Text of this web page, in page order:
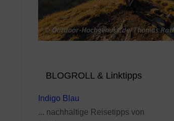
BLOGROLL & Linktipps
Indigo Blau
... nachhaltige Reisetipps von